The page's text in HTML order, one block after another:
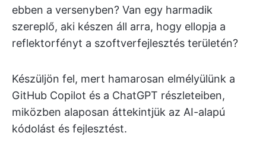
ebben a versenyben? Van egy harmadik
szereplő, aki készen áll arra, hogy ellopja a
reflektorfényt a szoftverfejlesztés területén?
Készüljön fel, mert hamarosan elmélyülünk a
GitHub Copilot és a ChatGPT részleteiben,
miközben alaposan áttekintjük az AI-alapú
kódolást és fejlesztést.